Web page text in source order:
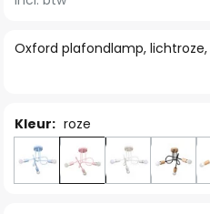
van
Oxford plafondlamp,
Kleur: roze